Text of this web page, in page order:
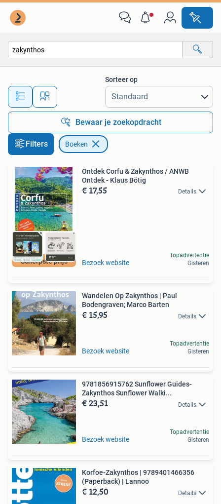
Alle afstanden…
Sorteer op
Bewaar je zoekopdracht
Filters Boeken
Scherpste prijs
Ontdek Corfu & Zakynthos / ANWB
Ontdek - Klaus Bötig
€ 17,55 Details
Bezoek website
Topadvertentie
Gisteren
Wandelen Op Zakynthos | Paul
Bodengraven; Marco Barten
€ 15,95 Details
Bezoek website
Topadvertentie
Gisteren
9781856915762 Sunflower Guides-
Zakynthos Sunflower Walki...
€ 23,51 Details
Bezoek website
Topadvertentie
Gisteren
Korfoe-Zakynthos | 9789401466356
(Paperback) | Lannoo
€ 12,50 Details